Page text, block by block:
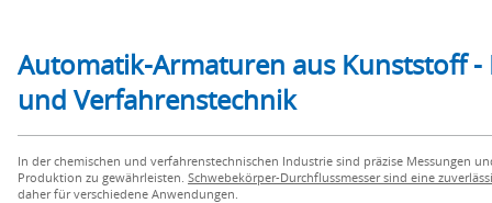
Automatik-Armaturen aus Kunststoff -
und Verfahrenstechnik
In der chemischen und verfahrenstechnischen Industrie sind präzise Messungen
Produktion zu gewährleisten. Schwebekörper-Durchflussmesser sind eine
daher für verschiedene Anwendungen.